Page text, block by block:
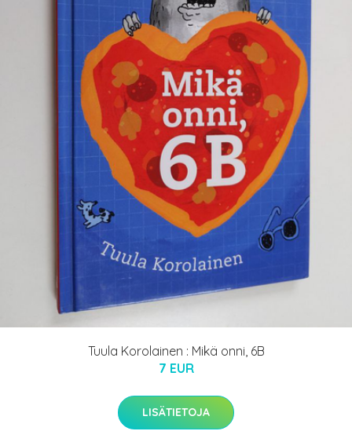
Tuula Korolainen : Mikä onni, 6B
7 EUR
LISÄTIETOJA